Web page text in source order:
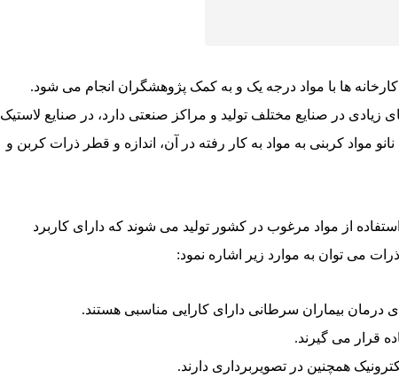
ها با مواد درجه یک و به کمک پژوهشگران انجام می شود.
زیادی در صنایع مختلف تولید و مراکز صنعتی دارد، در صنایع لاستیک
مواد کربنی به مواد به کار رفته در آن، اندازه و قطر ذرات کربن و
استفاده از مواد مرغوب در کشور تولید می شوند که دارای کاربرد
می توان به موارد زیر اشاره نمود:
درمان بیماران سرطانی دارای کارایی مناسبی هستند.
قرار می گیرند.
همچنین در تصویربرداری دارند.